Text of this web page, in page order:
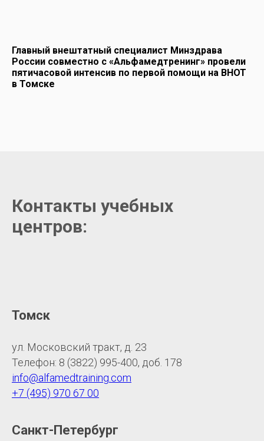
Главный внештатный специалист Минздрава
России совместно с «Альфамедтренинг» провели
пятичасовой интенсив по первой помощи на ВНОТ
в Томске
Контакты учебных
центров:
Томск
ул. Московский тракт, д. 23
Телефон: 8 (3822) 995-400, доб. 178
info@alfamedtraining.com
+7 (495) 970 67 00
Санкт-Петербург